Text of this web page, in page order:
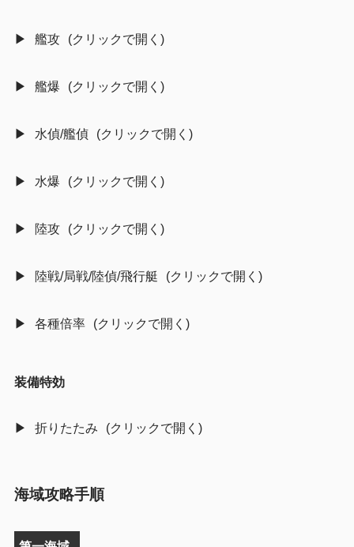
艦攻
艦爆
水偵/艦偵
水爆
陸攻
陸戦/局戦/陸偵/飛行艇
各種倍率
装備特効
折りたたみ
海域攻略手順